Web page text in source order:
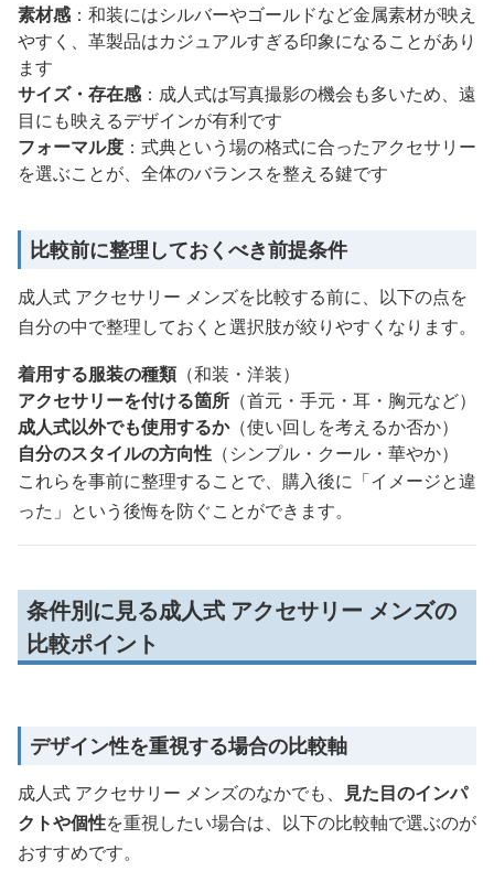
素材感：和装にはシルバーやゴールドなど金属素材が映え
やすく、革製品はカジュアルすぎる印象になることがあり
ます
サイズ・存在感：成人式は写真撮影の機会も多いため、遠
目にも映えるデザインが有利です
フォーマル度 ：式典という場の格式に合ったアクセサリー
を選ぶことが、全体のバランスを整える鍵です
比較前に整理しておくべき前提条件
成人式 アクセサリー メンズを比較する前に、以下の点を
自分の中で整理しておくと選択肢が絞りやすくなります。
着用する服装の種類（和装・洋装）
アクセサリーを付ける箇所 （首元・手元・耳・胸元など）
成人式以外でも使用するか（使い回しを考えるか否か）
自分のスタイルの方向性 （シンプル・クール・華やか）
これらを事前に整理することで、購入後に「イメージと違
った」という後悔を防ぐことができます。
条件別に見る成人式 アクセサリー メンズの
比較ポイント
デザイン性を重視する場合の比較軸
成人式 アクセサリー メンズのなかでも、
見た目のインパ
クトや個性を重視したい場合は、以下の比較軸で選ぶのが
おすすめです。